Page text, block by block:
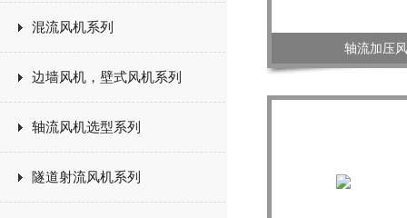
混流风机系列
边墙风机，壁式风机系列
轴流风机选型系列
隧道射流风机系列
轴流加压